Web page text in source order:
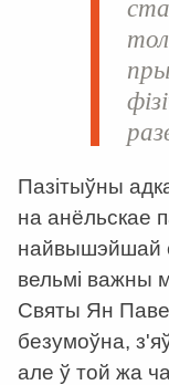
Пазітыўны
на анёльскае
найвышэйшай
вельмі важны
Святы Ян
безумоўна,
але ў той жа